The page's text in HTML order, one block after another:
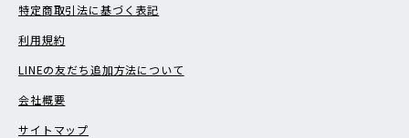
特定商取引法に基づく表記
利用規約
LINEの友だち追加方法について
会社概要
サイトマップ